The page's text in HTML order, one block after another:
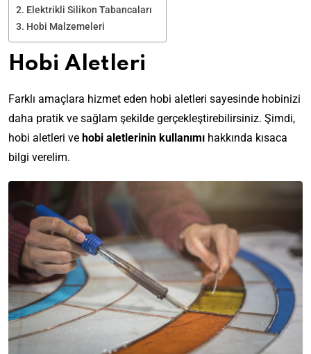
Elektrikli Silikon Tabancaları
Hobi Malzemeleri
Hobi Aletleri
Farklı amaçlara hizmet eden hobi aletleri sayesinde hobinizi
daha pratik ve sağlam şekilde gerçekleştirebilirsiniz. Şimdi,
hobi aletleri ve hobi aletlerinin kullanımı hakkında kısaca
bilgi verelim.